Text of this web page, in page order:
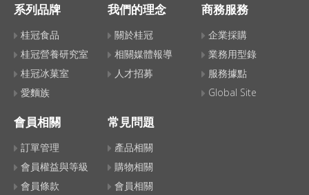
系列品牌
桂冠食品
桂冠營養研究室
桂冠冰菓室
愛麵族
我們的理念
關於桂冠
相關媒體報導
人才招募
商務服務
企業採購
業務用型錄
服務據點
Global Site
會員相關
訂單管理
會員權益與等級
會員條款
常見問題
產品相關
購物相關
會員相關